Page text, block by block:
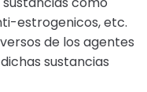
estrogenicos, etc.
de los agentes
sustancias